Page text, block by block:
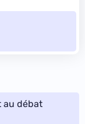
au débat